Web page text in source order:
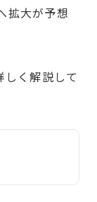
拡大が予想
く解説して